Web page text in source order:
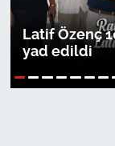
Latif Özenç
yad edildi
SAĞLIK
EĞİTİM